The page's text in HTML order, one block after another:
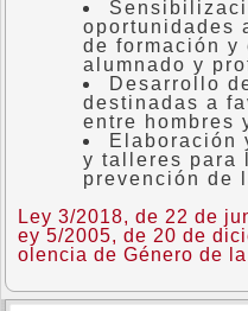
oportunidades
de formación y
alumnado y
Desarrollo
destinadas a
entre hombres
Elaboración
y talleres para
prevención de
Ley 3/2018, de 22 de
ey 5/2005, de 20 de
olencia de Género de